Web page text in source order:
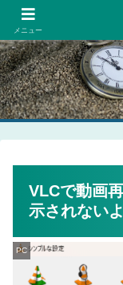
VLCで動画
示されない
PC
メニュー